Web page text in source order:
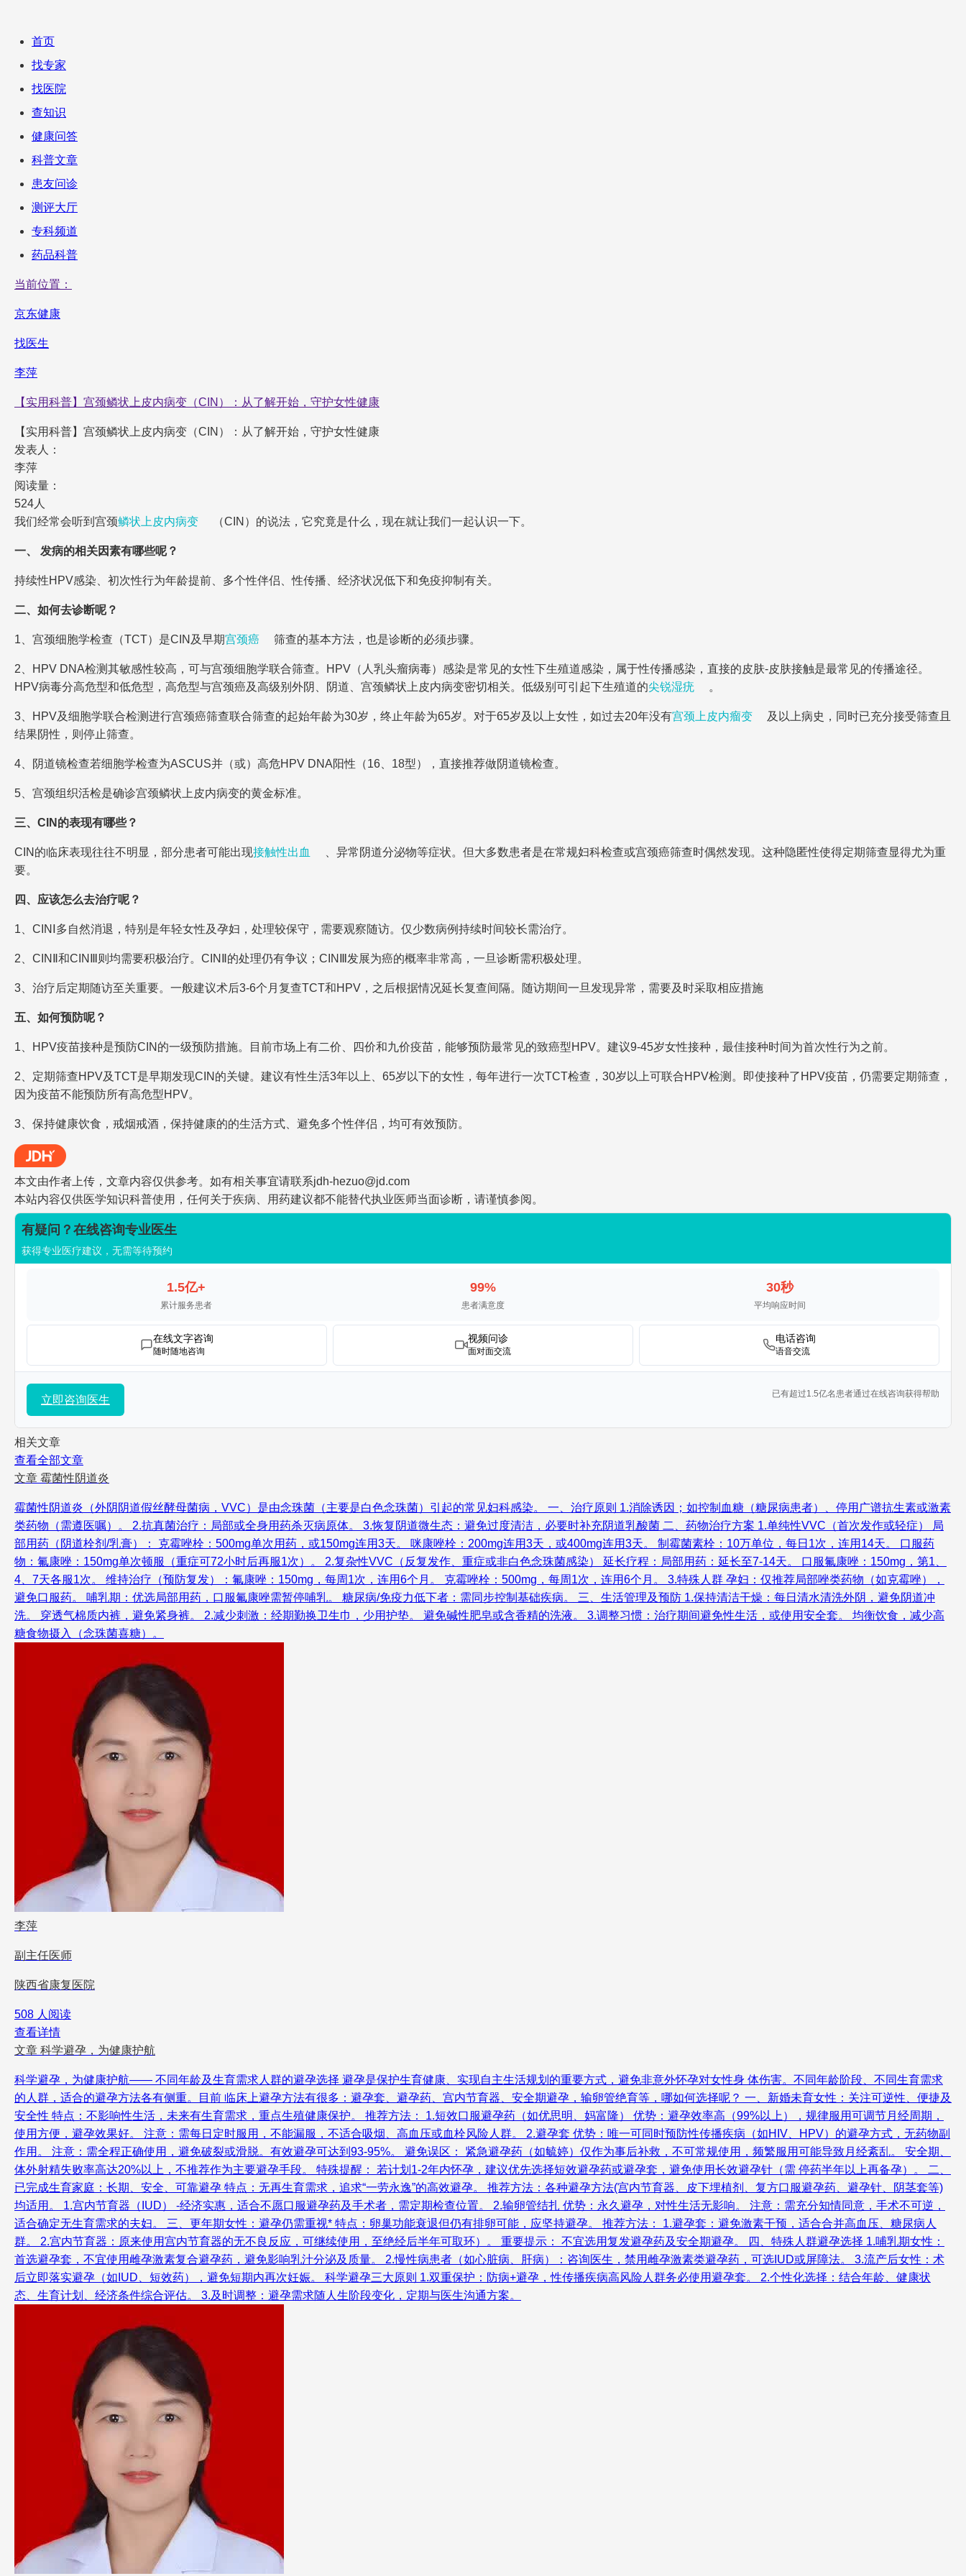
首页
找专家
找医院
查知识
健康问答
科普文章
患友问诊
测评大厅
专科频道
药品科普
当前位置：
京东健康
找医生
李萍
【实用科普】宫颈鳞状上皮内病变（CIN）：从了解开始，守护女性健康
【实用科普】宫颈鳞状上皮内病变（CIN）：从了解开始，守护女性健康
发表人：
李萍
阅读量：
524人
我们经常会听到宫颈鳞状上皮内病变 （CIN）的说法，它究竟是什么，现在就让我们一起认识一下。
一、 发病的相关因素有哪些呢？
持续性HPV感染、初次性行为年龄提前、多个性伴侣、性传播、经济状况低下和免疫抑制有关。
二、如何去诊断呢？
1、宫颈细胞学检查（TCT）是CIN及早期宫颈癌 筛查的基本方法，也是诊断的必须步骤。
2、HPV DNA检测其敏感性较高，可与宫颈细胞学联合筛查。HPV（人乳头瘤病毒）感染是常见的女性下生殖道感染，属于性传播感染，直接的皮肤-皮肤接触是最常见的传播途径。
HPV病毒分高危型和低危型，高危型与宫颈癌及高级别外阴、阴道、宫颈鳞状上皮内病变密切相关。低级别可引起下生殖道的尖锐湿疣 。
3、HPV及细胞学联合检测进行宫颈癌筛查联合筛查的起始年龄为30岁，终止年龄为65岁。对于65岁及以上女性，如过去20年没有宫颈上皮内瘤变
及以上病史，同时已充分接受筛查且
结果阴性，则停止筛查。
4、阴道镜检查若细胞学检查为ASCUS并（或）高危HPV DNA阳性（16、18型），直接推荐做阴道镜检查。
5、宫颈组织活检是确诊宫颈鳞状上皮内病变的黄金标准。
三、CIN的表现有哪些？
CIN的临床表现往往不明显，部分患者可能出现接触性出血
、异常阴道分泌物等症状。但大多数患者是在常规妇科检查或宫颈癌筛查时偶然发现。这种隐匿性使得定期筛查显得尤为重
要。
四、应该怎么去治疗呢？
1、CINⅠ多自然消退，特别是年轻女性及孕妇，处理较保守，需要观察随访。仅少数病例持续时间较长需治疗。
2、CINⅡ和CINⅢ则均需要积极治疗。CINⅡ的处理仍有争议；CINⅢ发展为癌的概率非常高，一旦诊断需积极处理。
3、治疗后定期随访至关重要。一般建议术后3-6个月复查TCT和HPV，之后根据情况延长复查间隔。随访期间一旦发现异常，需要及时采取相应措施
五、如何预防呢？
1、HPV疫苗接种是预防CIN的一级预防措施。目前市场上有二价、四价和九价疫苗，能够预防最常见的致癌型HPV。建议9-45岁女性接种，最佳接种时间为首次性行为之前。
2、定期筛查HPV及TCT是早期发现CIN的关键。建议有性生活3年以上、65岁以下的女性，每年进行一次TCT检查，30岁以上可联合HPV检测。即使接种了HPV疫苗，仍需要定期筛查，
因为疫苗不能预防所有高危型HPV。
3、保持健康饮食，戒烟戒酒，保持健康的的生活方式、避免多个性伴侣，均可有效预防。
本文由作者上传，文章内容仅供参考。如有相关事宜请联系jdh-hezuo@jd.com
本站内容仅供医学知识科普使用，任何关于疾病、用药建议都不能替代执业医师当面诊断，请谨慎参阅。
有疑问？在线咨询专业医生
获得专业医疗建议，无需等待预约
1.5亿+
累计服务患者
99%
患者满意度
30秒
平均响应时间
在线文字咨询
随时随地咨询
视频问诊
面对面交流
电话咨询
语音交流
立即咨询医生 已有超过1.5亿名患者通过在线咨询获得帮助
相关文章
查看全部文章
文章 霉菌性阴道炎
霉菌性阴道炎（外阴阴道假丝酵母菌病，VVC）是由念珠菌（主要是白色念珠菌）引起的常见妇科感染。 一、治疗原则 1.消除诱因；如控制血糖（糖尿病患者）、停用广谱抗生素或激素
类药物（需遵医嘱）。 2.抗真菌治疗：局部或全身用药杀灭病原体。 3.恢复阴道微生态：避免过度清洁，必要时补充阴道乳酸菌 二、药物治疗方案 1.单纯性VVC（首次发作或轻症） 局
部用药（阴道栓剂/乳膏）： 克霉唑栓：500mg单次用药，或150mg连用3天。 咪康唑栓：200mg连用3天，或400mg连用3天。 制霉菌素栓：10万单位，每日1次，连用14天。 口服药
物：氟康唑：150mg单次顿服（重症可72小时后再服1次）。 2.复杂性VVC（反复发作、重症或非白色念珠菌感染） 延长疗程：局部用药：延长至7-14天。 口服氟康唑：150mg，第1、
4、7天各服1次。 维持治疗（预防复发）：氟康唑：150mg，每周1次，连用6个月。 克霉唑栓：500mg，每周1次，连用6个月。 3.特殊人群 孕妇：仅推荐局部唑类药物（如克霉唑），
避免口服药。 哺乳期：优选局部用药，口服氟康唑需暂停哺乳。 糖尿病/免疫力低下者：需同步控制基础疾病。 三、生活管理及预防 1.保持清洁干燥：每日清水清洗外阴，避免阴道冲
洗。 穿透气棉质内裤，避免紧身裤。 2.减少刺激：经期勤换卫生巾，少用护垫。 避免碱性肥皂或含香精的洗液。 3.调整习惯：治疗期间避免性生活，或使用安全套。 均衡饮食，减少高
糖食物摄入（念珠菌喜糖）。
李萍
副主任医师
陕西省康复医院
508 人阅读
查看详情
文章 科学避孕，为健康护航
科学避孕，为健康护航—— 不同年龄及生育需求人群的避孕选择 避孕是保护生育健康、实现自主生活规划的重要方式，避免非意外怀孕对女性身 体伤害。不同年龄阶段、不同生育需求
的人群，适合的避孕方法各有侧重。目前 临床上避孕方法有很多：避孕套、避孕药、宫内节育器、安全期避孕，输卵管绝育等，哪如何选择呢？ 一、新婚未育女性：关注可逆性、便捷及
安全性 特点：不影响性生活，未来有生育需求，重点生殖健康保护。 推荐方法： 1.短效口服避孕药（如优思明、妈富隆） 优势：避孕效率高（99%以上），规律服用可调节月经周期，
使用方便，避孕效果好。 注意：需每日定时服用，不能漏服，不适合吸烟、高血压或血栓风险人群。 2.避孕套 优势：唯一可同时预防性传播疾病（如HIV、HPV）的避孕方式，无药物副
作用。 注意：需全程正确使用，避免破裂或滑脱。有效避孕可达到93-95%。 避免误区： 紧急避孕药（如毓婷）仅作为事后补救，不可常规使用，频繁服用可能导致月经紊乱。 安全期、
体外射精失败率高达20%以上，不推荐作为主要避孕手段。 特殊提醒： 若计划1-2年内怀孕，建议优先选择短效避孕药或避孕套，避免使用长效避孕针（需 停药半年以上再备孕）。 二、
已完成生育家庭：长期、安全、可靠避孕 特点：无再生育需求，追求“一劳永逸”的高效避孕。 推荐方法：各种避孕方法(宫内节育器、皮下埋植剂、复方口服避孕药、避孕针、阴茎套等)
均适用。 1.宫内节育器（IUD） -经济实惠，适合不愿口服避孕药及手术者，需定期检查位置。 2.输卵管结扎 优势：永久避孕，对性生活无影响。 注意：需充分知情同意，手术不可逆，
适合确定无生育需求的夫妇。 三、更年期女性：避孕仍需重视* 特点：卵巢功能衰退但仍有排卵可能，应坚持避孕。 推荐方法： 1.避孕套：避免激素干预，适合合并高血压、糖尿病人
群。 2.宫内节育器：原来使用宫内节育器的无不良反应，可继续使用，至绝经后半年可取环）。 重要提示： 不宜选用复发避孕药及安全期避孕。 四、特殊人群避孕选择 1.哺乳期女性：
首选避孕套，不宜使用雌孕激素复合避孕药，避免影响乳汁分泌及质量。 2.慢性病患者（如心脏病、肝病）：咨询医生，禁用雌孕激素类避孕药，可选IUD或屏障法。 3.流产后女性：术
后立即落实避孕（如IUD、短效药），避免短期内再次妊娠。 科学避孕三大原则 1.双重保护：防病+避孕，性传播疾病高风险人群务必使用避孕套。 2.个性化选择：结合年龄、健康状
态、生育计划、经济条件综合评估。 3.及时调整：避孕需求随人生阶段变化，定期与医生沟通方案。